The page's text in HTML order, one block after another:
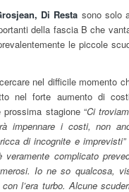
Di Resta sono solo
della fascia B che
le piccole
nel difficile momento
nel forte aumento di
stagione “Ci
impennare i costi, non
di incognite e imprevisti”
complicato
Io ne so qualcosa,
l’era turbo. Alcune